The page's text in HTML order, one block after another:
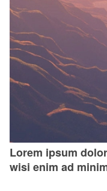
Lorem ipsum
wisi enim ad